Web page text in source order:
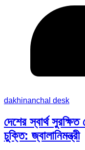
dakhinanchal desk
দেশের স্বার্থ সুরক্ষিত
চুক্তি: জ্বালানিমন্ত্রী